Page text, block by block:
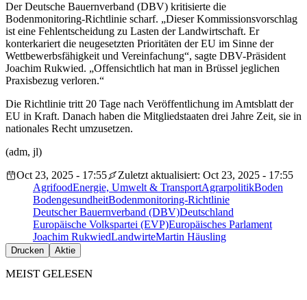
Der Deutsche Bauernverband (DBV) kritisierte die
Bodenmonitoring-Richtlinie scharf. „Dieser Kommissionsvorschlag
ist eine Fehlentscheidung zu Lasten der Landwirtschaft. Er
konterkariert die neugesetzten Prioritäten der EU im Sinne der
Wettbewerbsfähigkeit und Vereinfachung“, sagte DBV-Präsident
Joachim Rukwied. „Offensichtlich hat man in Brüssel jeglichen
Praxisbezug verloren.“
Die Richtlinie tritt 20 Tage nach Veröffentlichung im Amtsblatt der
EU in Kraft. Danach haben die Mitgliedstaaten drei Jahre Zeit, sie in
nationales Recht umzusetzen.
(adm, jl)
Oct 23, 2025 - 17:55
Zuletzt aktualisiert: Oct 23, 2025 - 17:55
AgrifoodEnergie, Umwelt & TransportAgrarpolitikBoden
BodengesundheitBodenmonitoring-Richtlinie
Deutscher Bauernverband (DBV)Deutschland
Europäische Volkspartei (EVP)Europäisches Parlament
Joachim RukwiedLandwirteMartin Häusling
Drucken Aktie
MEIST GELESEN